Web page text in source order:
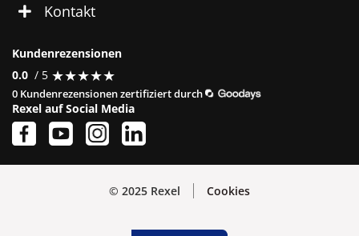
Kontakt
Kundenrezensionen
0.0 / 5 ★★★★★
★★★★★
0 Kundenrezensionen zertifiziert durch
Rexel auf Social Media
© 2025 Rexel Cookies